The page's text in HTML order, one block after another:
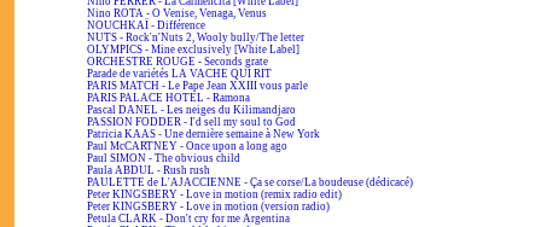
Nino ROTA - O Venise, Venaga, Venus
NOUCHKAÏ - Différence
NUTS - Rock'n'Nuts 2, Wooly bully/The letter
OLYMPICS - Mine exclusively [White Label]
ORCHESTRE ROUGE - Seconds grate
Parade de variétés LA VACHE QUI RIT
PARIS MATCH - Le Pape Jean XXIII vous parle
PARIS PALACE HOTEL - Ramona
Pascal DANEL - Les neiges du Kilimandjaro
PASSION FODDER - I'd sell my soul to God
Patricia KAAS - Une dernière semaine à New York
Paul McCARTNEY - Once upon a long ago
Paul SIMON - The obvious child
Paula ABDUL - Rush rush
PAULETTE de L'AJACCIENNE - Ça se corse/La boudeuse (dédicacé)
Peter KINGSBERY - Love in motion (remix radio edit)
Peter KINGSBERY - Love in motion (version radio)
Petula CLARK - Don't cry for me Argentina